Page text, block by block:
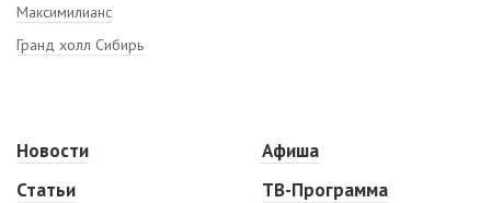
Максимилианс
Гранд холл Сибирь
Новости
Статьи
Афиша
ТВ-Программа